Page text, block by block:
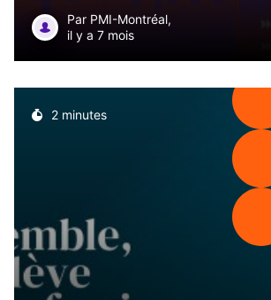
Par PMI-Montréal,
il y a 7 mois
2 minutes